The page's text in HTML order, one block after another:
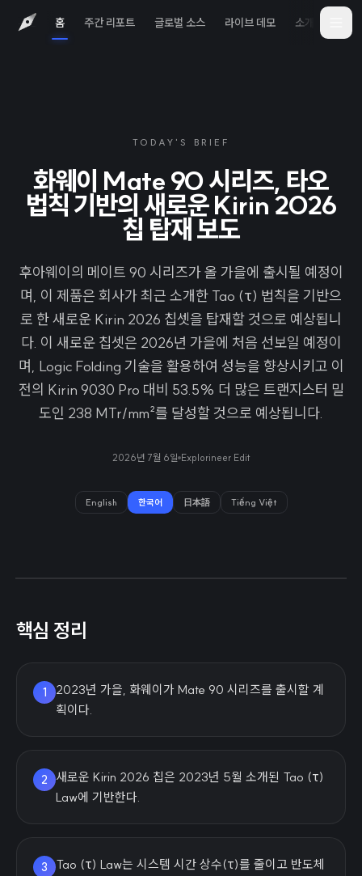
홈 주간 리포트 글로벌 소스 라이브 데모 소개
TODAY'S BRIEF
화웨이 Mate 90 시리즈, 타오
법칙 기반의 새로운 Kirin 2026
칩 탑재 보도
후아웨이의 메이트 90 시리즈가 올 가을에 출시될 예정이
며, 이 제품은 회사가 최근 소개한 Tao (τ) 법칙을 기반으
로 한 새로운 Kirin 2026 칩셋을 탑재할 것으로 예상됩니
다. 이 새로운 칩셋은 2026년 가을에 처음 선보일 예정이
며, Logic Folding 기술을 활용하여 성능을 향상시키고 이
전의 Kirin 9030 Pro 대비 53.5% 더 많은 트랜지스터 밀
도인 238 MTr/mm²를 달성할 것으로 예상됩니다.
2026년 7월 6일 Explorineer Edit
English 한국어 日本語 Tiếng Việt
핵심 정리
1
2023년 가을, 화웨이가 Mate 90 시리즈를 출시할 계
획이다.
2
새로운 Kirin 2026 칩은 2023년 5월 소개된 Tao (τ)
Law에 기반한다.
3
Tao (τ) Law는 시스템 시간 상수(τ)를 줄이고 반도체